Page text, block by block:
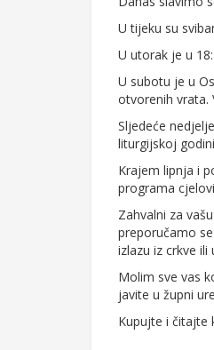
U tijeku su
U utorak je u
U subotu je u
otvorenih vrata.
Sljedeće
liturgijskoj
Krajem lipnja i
programa
Zahvalni za
preporučamo
izlazu iz crkve
Molim sve vas
javite u župni
Kupujte i čitajte